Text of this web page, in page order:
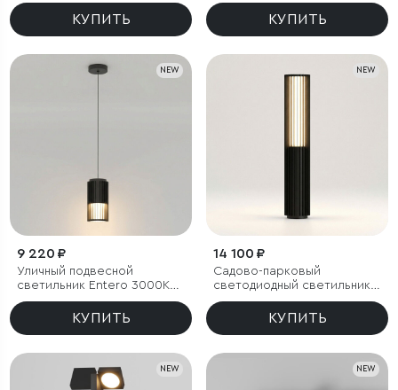
КУПИТЬ КУПИТЬ
NEW
9 220 ₽
Уличный подвесной
светильник Entero 3000K
IP54
КУПИТЬ
NEW
14 100 ₽
Садово-парковый
светодиодный светильник
Entero 3000K IP54
КУПИТЬ
NEW NEW